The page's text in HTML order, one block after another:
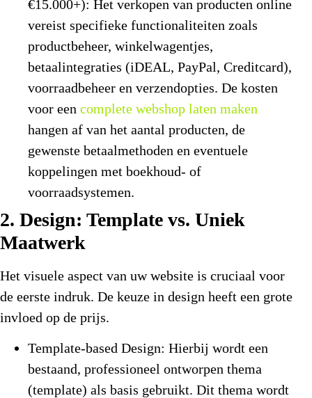
€15.000+): Het verkopen van producten online
vereist specifieke functionaliteiten zoals
productbeheer, winkelwagentjes,
betaalintegraties (iDEAL, PayPal, Creditcard),
voorraadbeheer en verzendopties. De kosten
voor een complete webshop laten maken
hangen af van het aantal producten, de
gewenste betaalmethoden en eventuele
koppelingen met boekhoud- of
voorraadsystemen.
2. Design: Template vs. Uniek
Maatwerk
Het visuele aspect van uw website is cruciaal voor
de eerste indruk. De keuze in design heeft een grote
invloed op de prijs.
Template-based Design: Hierbij wordt een
bestaand, professioneel ontworpen thema
(template) als basis gebruikt. Dit thema wordt